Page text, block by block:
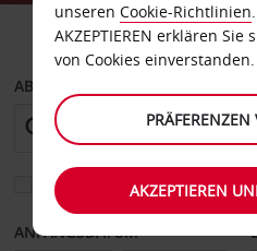
FAHRZEUG
ABHOLEN VON
Eine andere
ANFANGSDATUM
unseren Cookie-Richtlinien
AKZEPTIEREN erklären
von Cookies einverstanden.
PRÄFERENZEN
AKZEPTIEREN